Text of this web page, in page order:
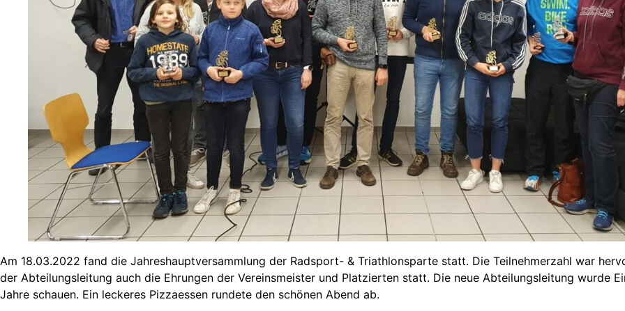
Am 18.03.2022 fand die Jahreshauptversammlung der Radsport- & Triathlonsparte statt. Die Teilnehmerzahl war
der Abteilungsleitung auch die Ehrungen der Vereinsmeister und Platzierten statt. Die neue Abteilungsleitung wurde
Jahre schauen. Ein leckeres Pizzaessen rundete den schönen Abend ab.